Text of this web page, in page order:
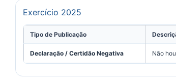
Exercício 2025
Tipo de Publicação
Declaração / Certidão Negativa Não